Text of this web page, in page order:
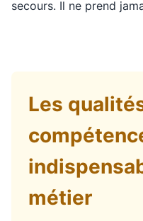
secours. Il ne prend
Les
métier